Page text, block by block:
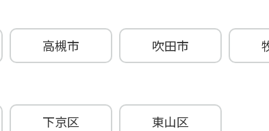
高槻市 吹田市
下京区 東山区